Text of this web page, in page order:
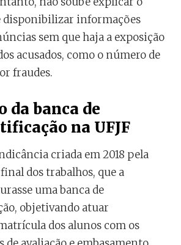
disponibilizar informações
sem que haja a exposição
acusados, como o número de
fraudes.
da banca de
na UFJF
criada em 2018 pela
dos trabalhos, que a
uma banca de
objetivando atuar
dos alunos com os